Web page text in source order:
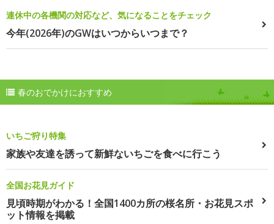
連休中の各機関の対応など、気になることをチェック
今年(2026年)のGWはいつからいつまで？
春のおでかけにおすすめ
いちご狩り特集
家族や友達を誘って新鮮ないちごを食べに行こう
全国お花見ガイド
見頃時期がわかる！全国1400カ所の桜名所・お花見スポ
ット情報を掲載